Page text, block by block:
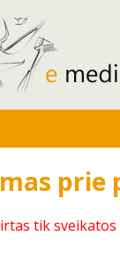
prie
tik